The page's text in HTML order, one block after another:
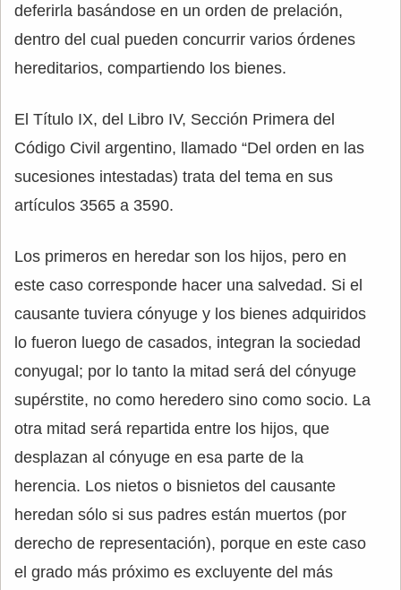
deferirla basándose en un orden de prelación,
dentro del cual pueden concurrir varios órdenes
hereditarios, compartiendo los bienes.
El Título IX, del Libro IV, Sección Primera del
Código Civil argentino, llamado “Del orden en las
sucesiones intestadas) trata del tema en sus
artículos 3565 a 3590.
Los primeros en heredar son los hijos, pero en
este caso corresponde hacer una salvedad. Si el
causante tuviera cónyuge y los bienes adquiridos
lo fueron luego de casados, integran la sociedad
conyugal; por lo tanto la mitad será del cónyuge
supérstite, no como heredero sino como socio. La
otra mitad será repartida entre los hijos, que
desplazan al cónyuge en esa parte de la
herencia. Los nietos o bisnietos del causante
heredan sólo si sus padres están muertos (por
derecho de representación), porque en este caso
el grado más próximo es excluyente del más